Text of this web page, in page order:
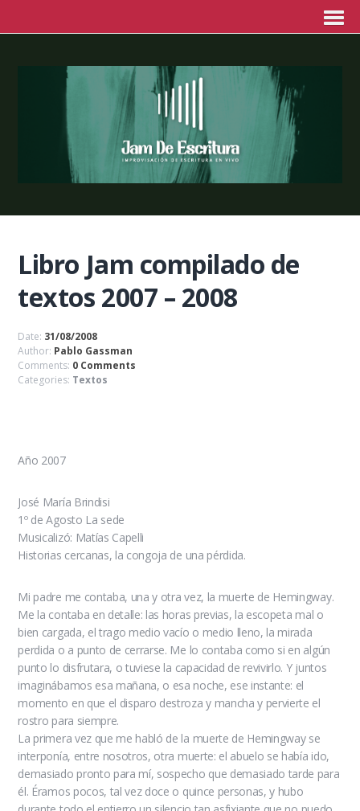
Libro Jam compilado de
textos 2007 – 2008
Date: 31/08/2008
Author: Pablo Gassman
Comments: 0 Comments
Categories: Textos
Año 2007
José María Brindisi
1º de Agosto La sede
Musicalizó: Matías Capelli
Historias cercanas, la congoja de una pérdida.
Mi padre me contaba, una y otra vez, la muerte de Hemingway.
Me la contaba en detalle: las horas previas, la escopeta mal o
bien cargada, el trago medio vacío o medio lleno, la mirada
perdida o a punto de cerrarse. Me lo contaba como si en algún
punto lo disfrutara, o tuviese la capacidad de revivirlo. Y juntos
imaginábamos esa mañana, o esa noche, ese instante: el
momento en que el disparo destroza y mancha y pervierte el
rostro para siempre.
La primera vez que me habló de la muerte de Hemingway se
interponía, entre nosotros, otra muerte: el abuelo se había ido,
demasiado pronto para mí, sospecho que demasiado tarde para
él. Éramos pocos, tal vez doce o quince personas, y hubo